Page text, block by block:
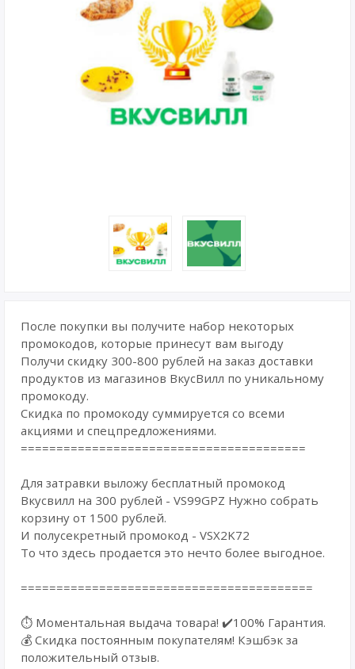
После покупки вы получите набор некоторых
промокодов, которые принесут вам выгоду
Получи скидку 300-800 рублей на заказ доставки
продуктов из магазинов ВкусВилл по уникальному
промокоду.
Скидка по промокоду суммируется со всеми
акциями и спецпредложениями.
========================================
Для затравки выложу бесплатный промокод
Вкусвилл на 300 рублей - VS99GPZ Нужно собрать
корзину от 1500 рублей.
И полусекретный промокод - VSX2K72
То что здесь продается это нечто более выгодное.
=========================================
⏱️ Моментальная выдача товара! ✔️100% Гарантия.
💰 Cкидка постоянным покупателям! Кэшбэк за
положительный отзыв.